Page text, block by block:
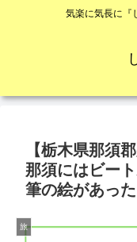
気楽に気長に『
【栃木県那須
那須にはビー
筆の絵があった
旅